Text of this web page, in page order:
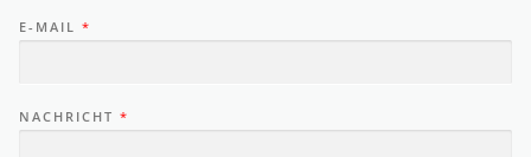
E-MAIL *
NACHRICHT *